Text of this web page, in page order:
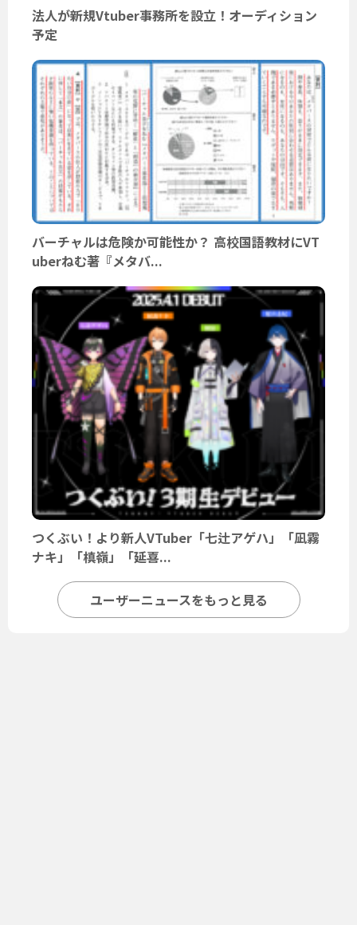
法人が新規Vtuber事務所を設立！オーディション
予定
バーチャルは危険か可能性か？ 高校国語教材にVT
uberねむ著『メタバ...
つくぶい！より新人VTuber「七辻アゲハ」「凪霧
ナキ」「槙嶺」「延喜...
ユーザーニュースをもっと見る